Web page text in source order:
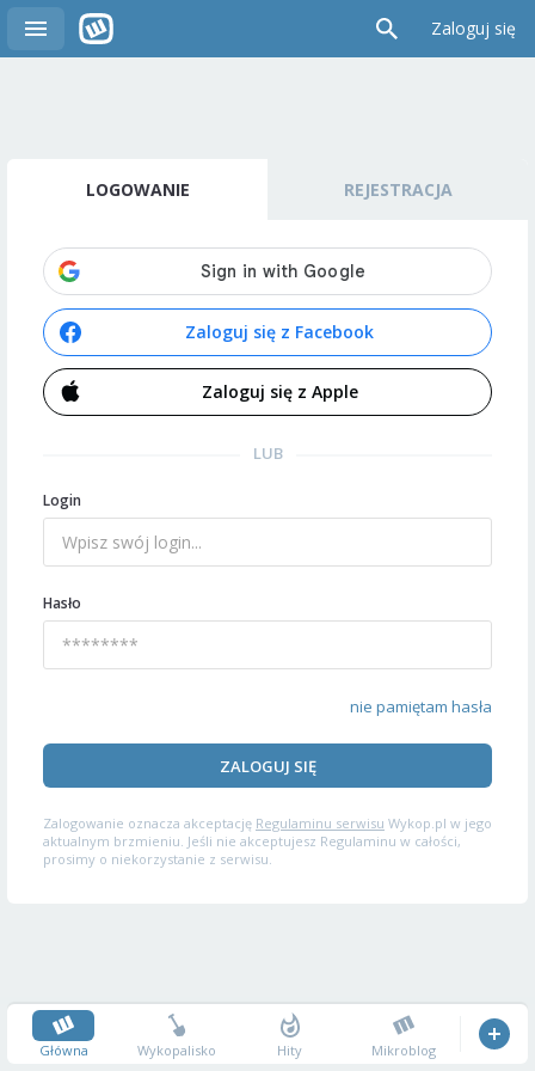
Zaloguj się
LOGOWANIE REJESTRACJA
Zaloguj się z Facebook
Zaloguj się z Apple
LUB
Login
Hasło
nie pamiętam hasła
ZALOGUJ SIĘ
Zalogowanie oznacza akceptację Regulaminu serwisu Wykop.pl w jego
aktualnym brzmieniu. Jeśli nie akceptujesz Regulaminu w całości,
prosimy o niekorzystanie z serwisu.
Główna Wykopalisko Hity Mikroblog